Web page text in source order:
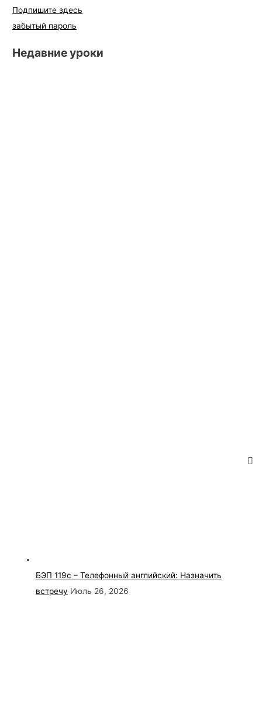
Подпишите здесь
забытый пароль
Недавние уроки
БЭП 119с – Телефонный английский: Назначить
встречу Июль 26, 2026